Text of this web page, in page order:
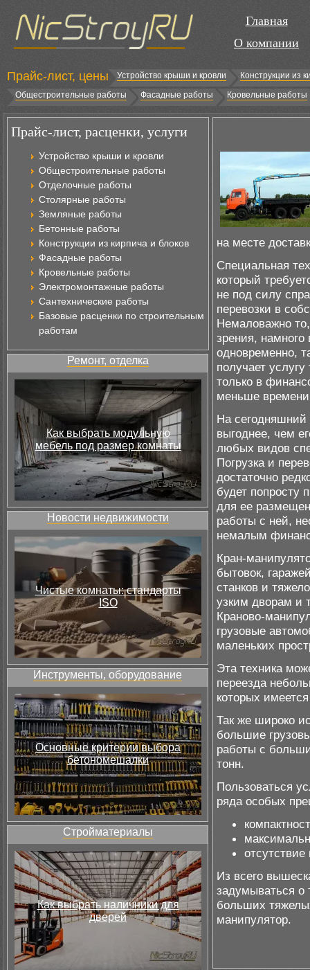
Главная
О компании
Прайс-лист, цены Устройство крыши и кровли
Конструкции из
Общестроительные работы
Фасадные работы Кровельные работы
Прайс-лист, расценки, услуги
Устройство крыши и кровли
Общестроительные работы
Отделочные работы
Столярные работы
Земляные работы
Бетонные работы
Конструкции из кирпича и блоков
Фасадные работы
Кровельные работы
Электромонтажные работы
Сантехнические работы
Базовые расценки по строительным
работам
Ремонт, отделка
Как выбрать модульную
мебель под размер комнаты
Новости недвижимости
Чистые комнаты: стандарты
ISO
Инструменты, оборудование
Основные критерии выбора
бетономешалки
Стройматериалы
Как выбрать наличники для
дверей
на месте
Специальная
который
не под силу
перевозки в
Немаловажно
зрения, намного
одновременно,
получает
только в
меньше
На
выгоднее, чем
любых видов
Погрузка и
достаточно
будет попросту
для ее
работы с ней,
немалым
Кран-
бытовок,
станков и
узким дворам и
Краново-
грузовые
маленьких
Эта техника
переезда
которых
Так же широко
большие
работы с
тонн.
Пользоваться
ряда особых
Из всего
задумываться о
больших
манипулятор.